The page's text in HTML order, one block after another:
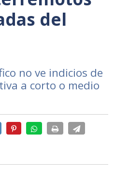
del
no ve indicios de
a corto o medio